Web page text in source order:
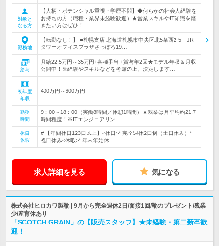
対象と
なる方
【人柄・ポテンシャル重視・学歴不問】◆何らかの社会人経験を
お持ちの方（職種・業界未経験歓迎）★営業スキルやIT知識を磨
きたい方はぜひ！
勤務地
【転勤なし！】 ■札幌支店 北海道札幌市中央区北5条西2-5 JR
タワーオフィスプラザさっぽろ19…
給与
月給22.5万円～35万円+各種手当 +賞与年2回★モデル年収＆月収
公開中！※経験やスキルなどを考慮の上、決定します…
初年度
年収
400万円～600万円
勤務
時間
9：00～18：00（実働8時間／休憩1時間）★残業は月平均約21.7
時間程度！※ITエンジニアリン…
休日
休暇
# 【年間休日123日以上】<休日>* 完全週休2日制（土日休み）*
祝日休み<休暇>* 年末年始休…
求人詳細を見る 気になる
株式会社ヒロカワ製靴 | 9月から完全週休2日/面接1回/靴のプレゼント/残業
少/産育休あり
「SCOTCH GRAIN」の【販売スタッフ】★未経験・第二新卒歓
迎！